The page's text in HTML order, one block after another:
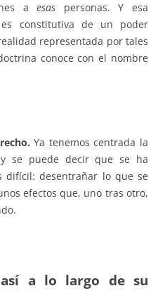
aesas personas. Y esa
constitutiva de un poder
representada por tales
conoce con el nombre
Ya tenemos centrada la
se puede decir que se ha
difícil: desentrañar lo que se
efectos que, uno tras otro,
a lo largo de su